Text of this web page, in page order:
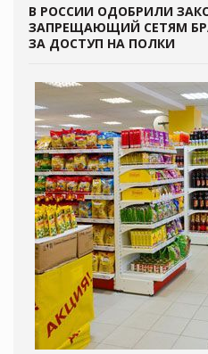
В РОССИИ ОДОБРИЛИ
ЗАПРЕЩАЮЩИЙ СЕТЯМ
ЗА ДОСТУП НА ПОЛКИ